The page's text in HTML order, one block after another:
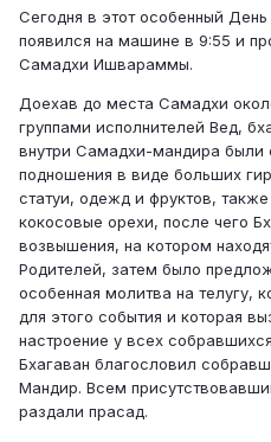
Сегодня в этот особенный
появился на машине в 9:55 и
Самадхи Ишвараммы.
Доехав до места Самадхи
группами исполнителей Вед,
внутри Самадхи-мандира были
подношения в виде больших
статуи, одежд и фруктов,
кокосовые орехи, после чего
возвышения, на котором
Родителей, затем было
особенная молитва на телугу,
для этого события и которая
настроение у всех
Бхагаван благословил
Мандир. Всем
раздали прасад.